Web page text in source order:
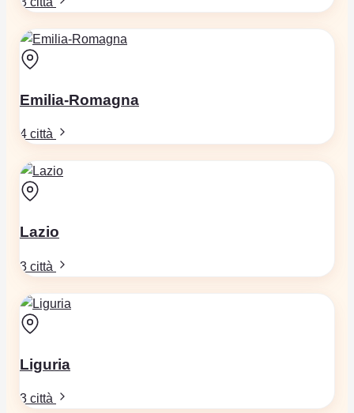
Emilia-Romagna
4 città
Lazio
3 città
Liguria
3 città